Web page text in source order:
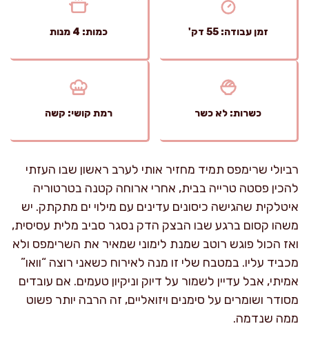
זמן עבודה: 55 דק' כמות: 4 מנות
כשרות: לא כשר רמת קושי: קשה
רביולי שרימפס תמיד מחזיר אותי לערב ראשון שבו העזתי
להכין פסטה טרייה בבית, אחרי ארוחה קטנה בטרטוריה
איטלקית שהגישה כיסונים עדינים עם מילוי ים מתקתק. יש
משהו קסום ברגע שבו הבצק הדק נסגר סביב מלית עסיסית,
ואז הכול פוגש רוטב שמנת לימוני שמאיר את השרימפס ולא
מכביד עליו. במטבח שלי זו מנה לאירוח כשאני רוצה “וואו”
אמיתי, אבל עדיין לשמור על דיוק וניקיון טעמים. אם עובדים
מסודר ושומרים על סימנים ויזואליים, זה הרבה יותר פשוט
ממה שנדמה.